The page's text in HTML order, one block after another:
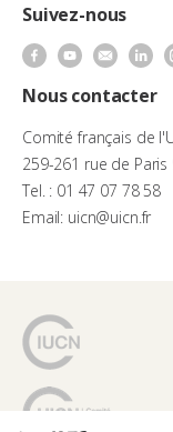
Suivez-nous
Nous contacter
Comité français de
259-261 rue de
Tel. : 01 47 07 78 58
Email: uicn@uicn.fr